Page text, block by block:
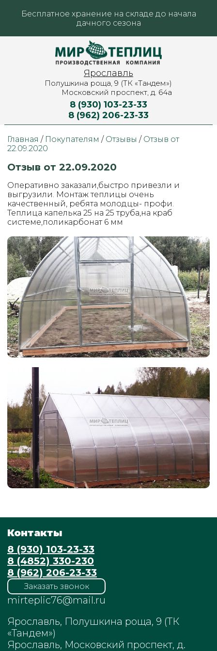
Бесплатное хранение на складе до начала
дачного сезона
Ярославль
Полушкина роща, 9 (ТК «Тандем»)
Московский проспект, д. 64а
8 (930) 103-23-33
8 (962) 206-23-33
Главная / Покупателям / Отзывы / Отзыв от
22.09.2020
Отзыв от 22.09.2020
Оперативно заказали,быстро привезли и
выгрузили. Монтаж теплицы очень
качественный, ребята молодцы- профи.
Теплица капелька 25 на 25 труба,на краб
системе,поликарбонат 6 мм
Контакты
8 (930) 103-23-33
8 (4852) 330-230
8 (962) 206-23-33
Заказать звонок
mirteplic76@mail.ru
Ярославль, Полушкина роща, 9 (ТК
«Тандем»)
Ярославль, Московский проспект, д.